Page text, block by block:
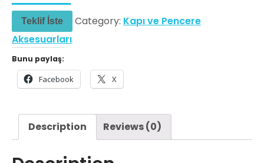
Teklif İste Category: Kapı ve Pencere
Aksesuarları
Bunu paylaş:
Facebook X
Description Reviews (0)